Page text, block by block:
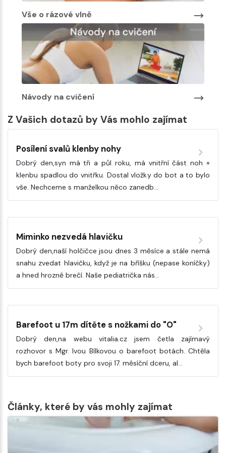
Vše o rázové vlně
Návody na cvičení
Z Vašich dotazů by Vás mohlo zajímat
Posílení svalů klenby nohy
Dobrý den,syn má tři a půl roku, má vnitřní část noh +
klenbu spadlou do vnitřku. Dostal vložky do bot a to bylo
vše. Nechceme s manželkou něco zanedb…
Miminko nezvedá hlavičku
Dobrý den,naší holčičce jsou dnes 3 měsíce a stále nemá
snahu zvedat hlavičku, když je na bříšku (nepase koníčky)
a hned hrozně brečí. Naše pediatrička nás…
Barefoot u 17m dítěte s nožkami do "O"
Dobrý den,na webu vitalia.cz jsem četla zajímavý
rozhovor s Mgr. Ivou Bílkovou o barefoot botách. Chtěla
bych barefoot boty pro svoji 17. měsíční dceru, al…
Články, které by vás mohly zajímat